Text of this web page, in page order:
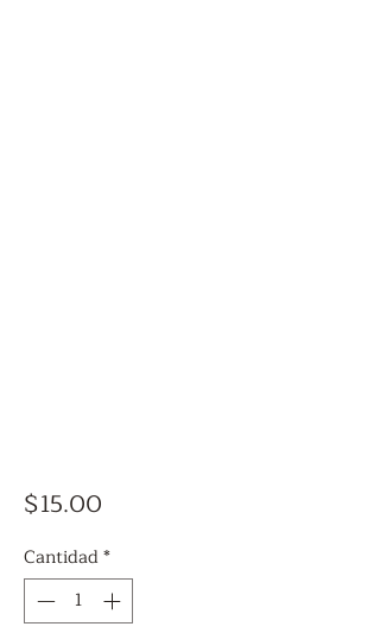
$15.00
Cantidad*